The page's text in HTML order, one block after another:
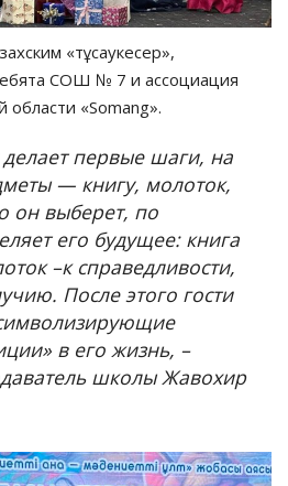
«тұсаукесер»,
СОШ № 7 и ассоциация
«Somang».
первые шаги, на
— книгу, молоток,
он выберет, по
его будущее: книга
–к справедливости,
После этого гости
в его жизнь, –
школы Жавохир